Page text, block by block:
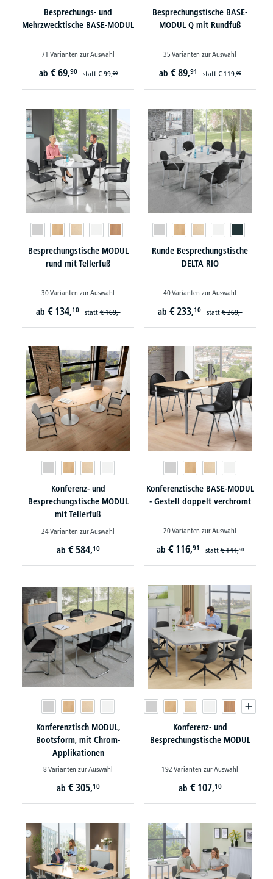
Besprechungs- und
Mehrzwecktische BASE-MODUL
71 Varianten zur Auswahl
ab € 69,90 statt€ 99,90
Besprechungstische BASE-
MODUL Q mit Rundfuß
35 Varianten zur Auswahl
ab € 89,91 statt€ 119,90
Besprechungstische MODUL
rund mit Tellerfuß
30 Varianten zur Auswahl
ab € 134,10 statt€ 169,-
Runde Besprechungstische
DELTA RIO
40 Varianten zur Auswahl
ab € 233,10 statt€ 269,-
Konferenz- und
Besprechungstische MODUL
mit Tellerfuß
24 Varianten zur Auswahl
ab € 584,10
Konferenztische BASE-MODUL
- Gestell doppelt verchromt
20 Varianten zur Auswahl
ab € 116,91 statt€ 144,90
Konferenztisch MODUL,
Bootsform, mit Chrom-
Applikationen
8 Varianten zur Auswahl
ab € 305,10
Konferenz- und
Besprechungstische MODUL
192 Varianten zur Auswahl
ab € 107,10